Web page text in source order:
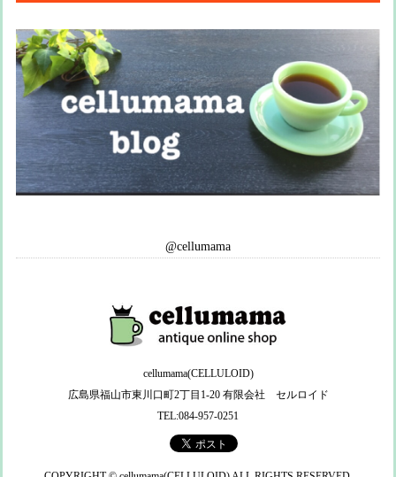
@cellumama
cellumama(CELLULOID)
広島県福山市東川口町2丁目1-20 有限会社 セルロイド
TEL:084-957-0251